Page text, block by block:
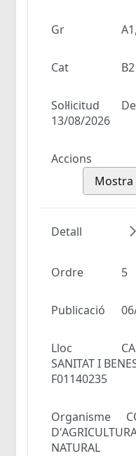
Gr
Cat B2
Sol·licitud
13/08/2026
Accions
Mostra
Detall
Ordre 5
Publicació
Lloc
SANITAT I
F01140235
Organisme
NATURAL